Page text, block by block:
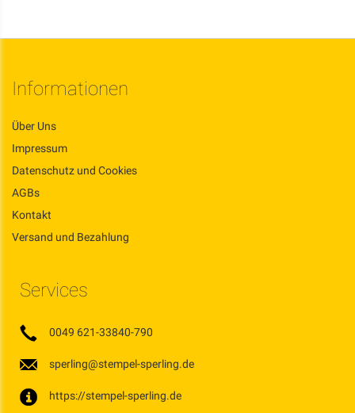
Informationen
Über Uns
Impressum
Datenschutz und Cookies
AGBs
Kontakt
Versand und Bezahlung
Services
0049 621-33840-790
sperling@stempel-sperling.de
https://stempel-sperling.de